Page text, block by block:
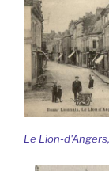
Le Lion-